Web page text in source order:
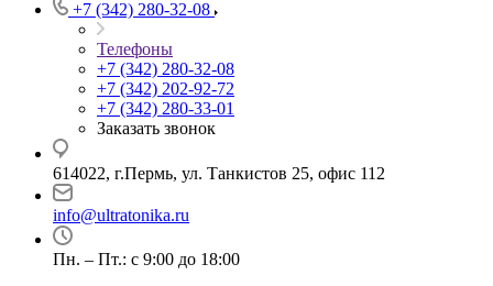
+7 (342) 280-32-08
Телефоны
+7 (342) 280-32-08
+7 (342) 202-92-72
+7 (342) 280-33-01
Заказать звонок
614022, г.Пермь, ул. Танкистов 25, офис 112
info@ultratonika.ru
Пн. – Пт.: с 9:00 до 18:00